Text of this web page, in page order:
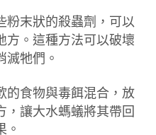
粉末狀的殺蟲劑，可以
方。這種方法可以破壞
滅牠們。
的食物與毒餌混合，放
，讓大水螞蟻將其帶回
。